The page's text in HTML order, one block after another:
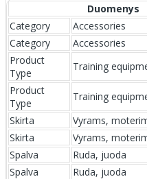
Duomenys
Category
Accessories
Category
Accessories
Product
Type
Training
Product
Type
Training
Skirta
Vyrams,
Skirta
Vyrams,
Spalva
Ruda, juoda
Spalva
Ruda, juoda